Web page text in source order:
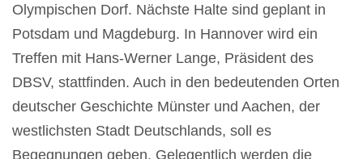
Olympischen Dorf. Nächste Halte sind geplant in
Potsdam und Magdeburg. In Hannover wird ein
Treffen mit Hans-Werner Lange, Präsident des
DBSV, stattfinden. Auch in den bedeutenden Orten
deutscher Geschichte Münster und Aachen, der
westlichsten Stadt Deutschlands, soll es
Begegnungen geben. Gelegentlich werden die